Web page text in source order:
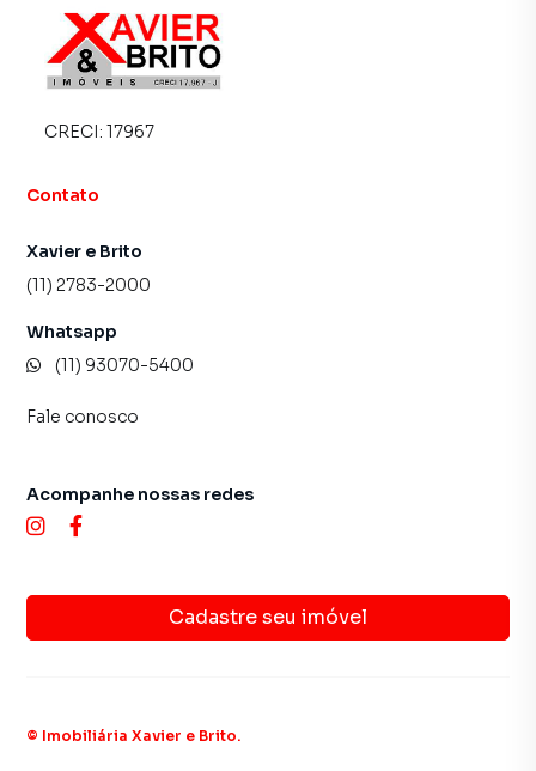
CRECI: 17967
Contato
Xavier e Brito
(11) 2783-2000
Whatsapp
(11) 93070-5400
Fale conosco
Cadastre seu imóvel
Acompanhe nossas redes
© Imobiliária Xavier e Brito.